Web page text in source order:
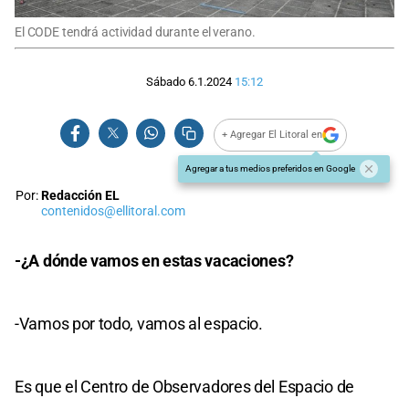
El CODE tendrá actividad durante el verano.
Sábado 6.1.2024 15:12
+ Agregar El Litoral en
Agregar a tus medios preferidos en Google
Por:Redacción EL
contenidos@ellitoral.com
-¿A dónde vamos en estas vacaciones?
-Vamos por todo, vamos al espacio.
Es que el Centro de Observadores del Espacio de